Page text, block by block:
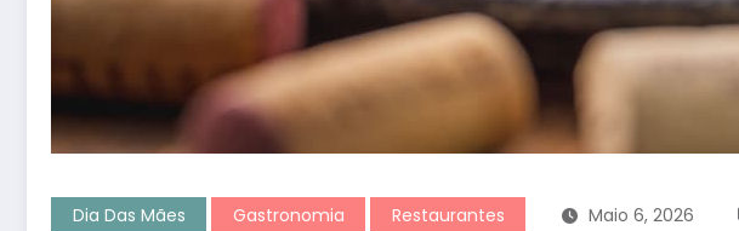
Dia Das Mães Gastronomia Restaurantes Maio 6, 2026